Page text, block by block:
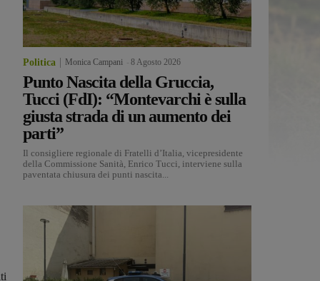
Politica Monica Campani 8 Agosto 2026
Punto Nascita della Gruccia,
Tucci (FdI): “Montevarchi è sulla
giusta strada di un aumento dei
parti”
Il consigliere regionale di Fratelli d’Italia, vicepresidente
della Commissione Sanità, Enrico Tucci, interviene sulla
paventata chiusura dei punti nascita...